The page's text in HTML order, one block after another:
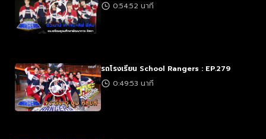
0:54:52 นาที
รถโรงเรียน School Rangers : EP.279
0:49:53 นาที